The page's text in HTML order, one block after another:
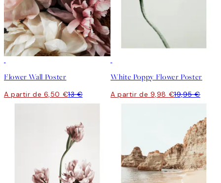
Flower Wall Poster
A partir de 6,50 €13 €
White Poppy Flower Poster
A partir de 9,98 €19,95 €